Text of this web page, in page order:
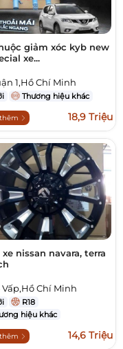
giảm xóc kyb new
xe...
1,Hồ Chí Minh
Thương hiệu khác
18,9 Triệu
xe nissan navara, terra
Vấp,Hồ Chí Minh
R18
hiệu khác
14,6 Triệu